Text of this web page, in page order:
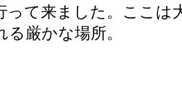
って来ました。ここは
厳かな場所。